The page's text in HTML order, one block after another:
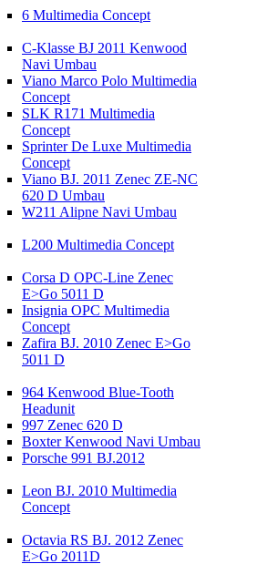
6 Multimedia Concept
C-Klasse BJ 2011 Kenwood
Navi Umbau
Viano Marco Polo Multimedia
Concept
SLK R171 Multimedia
Concept
Sprinter De Luxe Multimedia
Concept
Viano BJ. 2011 Zenec ZE-NC
620 D Umbau
W211 Alipne Navi Umbau
L200 Multimedia Concept
Corsa D OPC-Line Zenec
E>Go 5011 D
Insignia OPC Multimedia
Concept
Zafira BJ. 2010 Zenec E>Go
5011 D
964 Kenwood Blue-Tooth
Headunit
997 Zenec 620 D
Boxter Kenwood Navi Umbau
Porsche 991 BJ.2012
Leon BJ. 2010 Multimedia
Concept
Octavia RS BJ. 2012 Zenec
E>Go 2011D